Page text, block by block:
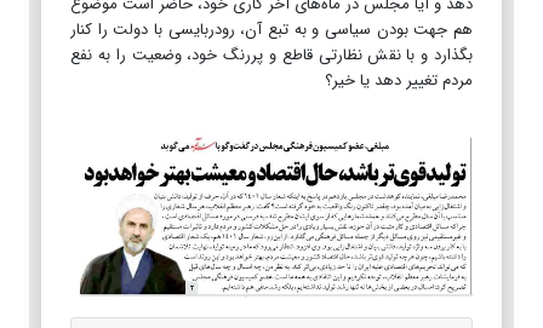
هم جهت بودن سیاسی و به تبع آن، رودربایسی با دولت را کنار
بگذارد و با نقش نظارتی قاطع و پررنگ خود، وضعیت را به نفع
مردم تغییر دهد یا خیر؟